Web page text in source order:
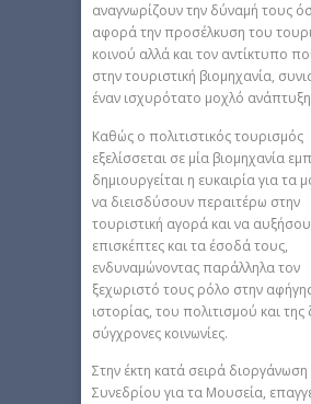
αναγνωρίζουν την δύναμή τους
αφορά την προσέλκυση του
κοινού αλλά και τον αντίκτυπο
στην τουριστική βιομηχανία,
έναν ισχυρότατο μοχλό
Καθώς ο πολιτιστικός τουρισμός
εξελίσσεται σε μία βιομηχανία
δημιουργείται η ευκαιρία για τα
να διεισδύσουν περαιτέρω στην
τουριστική αγορά και να
επισκέπτες και τα έσοδά τους,
ενδυναμώνοντας παράλληλα τον
ξεχωριστό τους ρόλο στην
ιστορίας, του πολιτισμού και της
σύγχρονες κοινωνίες.
Στην έκτη κατά σειρά
Συνεδρίου για τα Μουσεία,